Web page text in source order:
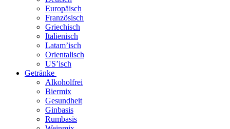
Europäisch
Französisch
Griechisch
Italienisch
Latam’isch
Orientalisch
US’isch
Getränke
Alkoholfrei
Biermix
Gesundheit
Ginbasis
Rumbasis